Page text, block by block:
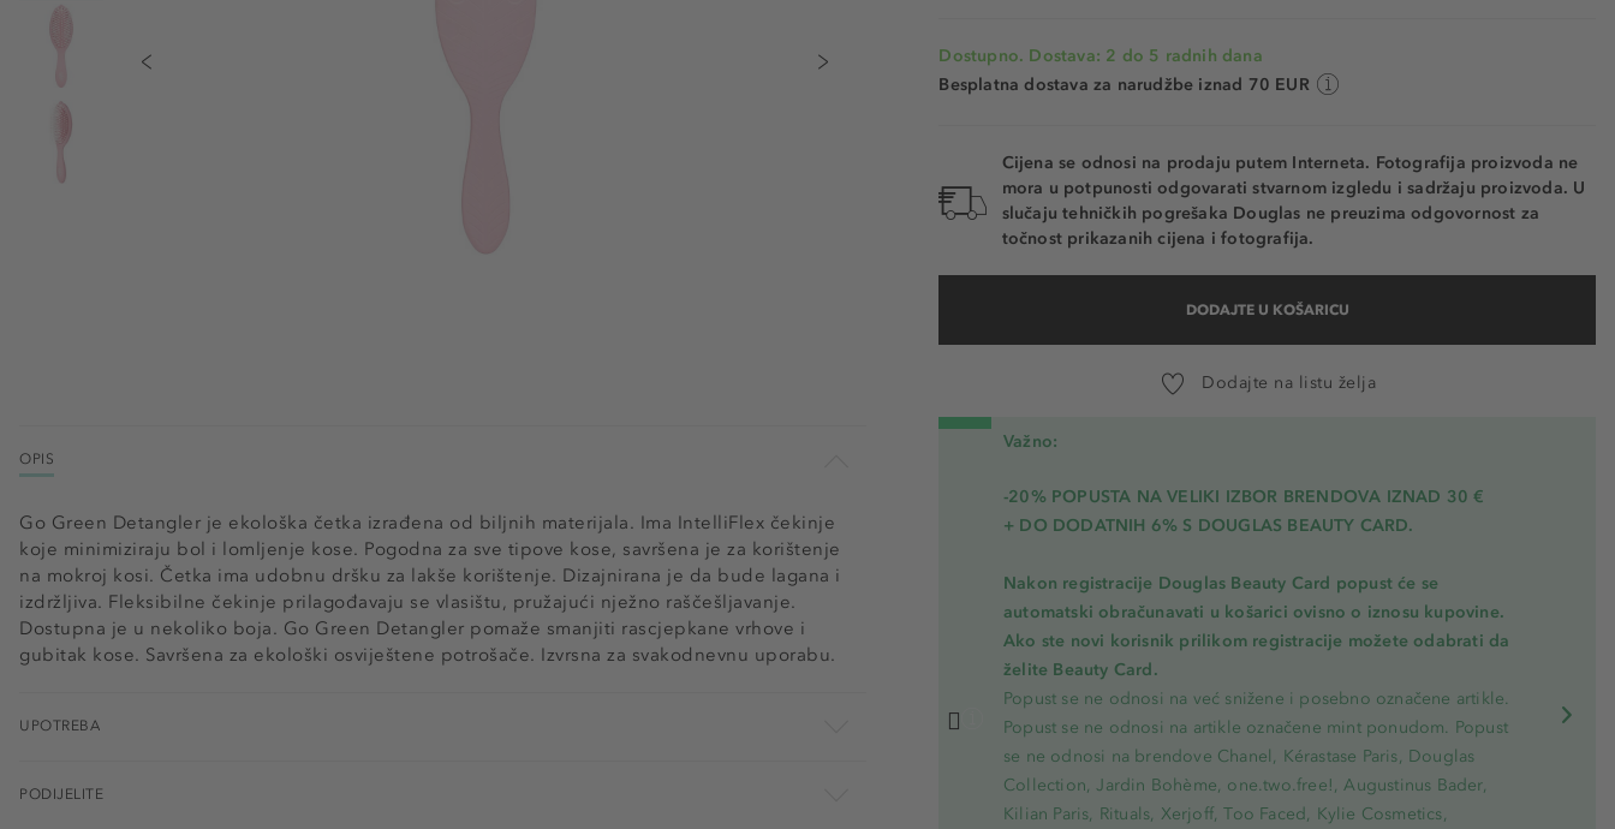
Dostupno. Dostava: 2 do 5 radnih dana
Besplatna dostava za narudžbe iznad 70 EUR
Cijena se odnosi na prodaju putem Interneta. Fotografija proizvoda ne
mora u potpunosti odgovarati stvarnom izgledu i sadržaju proizvoda. U
slučaju tehničkih pogrešaka Douglas ne preuzima odgovornost za
točnost prikazanih cijena i fotografija.
DODAJTE U KOŠARICU
Dodajte na listu želja
Važno:
-20% POPUSTA NA VELIKI IZBOR BRENDOVA IZNAD 30 €
+ DO DODATNIH 6% S DOUGLAS BEAUTY CARD.
Nakon registracije Douglas Beauty Card popust će se
automatski obračunavati u košarici ovisno o iznosu kupovine.
Ako ste novi korisnik prilikom registracije možete odabrati da
želite Beauty Card.
Popust se ne odnosi na već snižene i posebno označene artikle.
Popust se ne odnosi na artikle označene mint ponudom. Popust
se ne odnosi na brendove Chanel, Kérastase Paris, Douglas
Collection, Jardin Bohème, one.two.free!, Augustinus Bader,
Kilian Paris, Rituals, Xerjoff, Too Faced, Kylie Cosmetics,
OPIS
Go Green Detangler je ekološka četka izrađena od biljnih materijala. Ima IntelliFlex čekinje
koje minimiziraju bol i lomljenje kose. Pogodna za sve tipove kose, savršena je za korištenje
na mokroj kosi. Četka ima udobnu dršku za lakše korištenje. Dizajnirana je da bude lagana i
izdržljiva. Fleksibilne čekinje prilagođavaju se vlasištu, pružajući nježno raščešljavanje.
Dostupna je u nekoliko boja. Go Green Detangler pomaže smanjiti rascjepkane vrhove i
gubitak kose. Savršena za ekološki osviještene potrošače. Izvrsna za svakodnevnu uporabu.
UPOTREBA
PODIJELITE